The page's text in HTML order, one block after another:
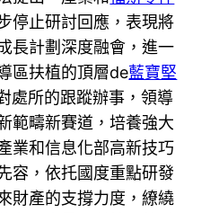
停止研討回應，表現將
長計劃深度融會，進一
區扶植的頂層de藍寶堅
處所的跟蹤辦事，領導
範疇新賽道，培養強大
業和信息化部高新技巧
容，依托國度重點研發
財產的支撐力度，繚繞